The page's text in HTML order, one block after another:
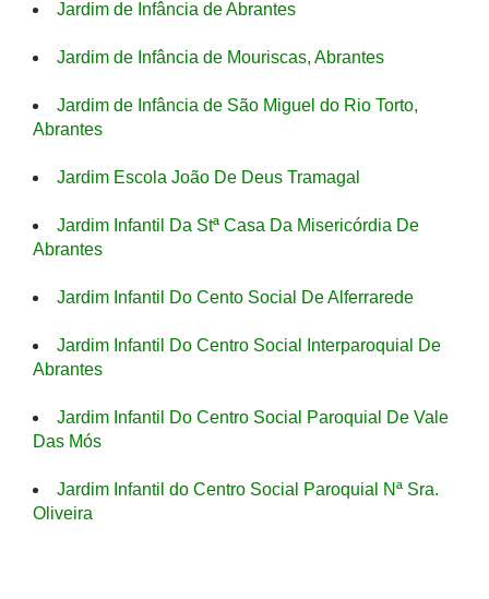
Jardim de Infância de Abrantes
Jardim de Infância de Mouriscas, Abrantes
Jardim de Infância de São Miguel do Rio Torto,
Abrantes
Jardim Escola João De Deus Tramagal
Jardim Infantil Da Stª Casa Da Misericórdia De
Abrantes
Jardim Infantil Do Cento Social De Alferrarede
Jardim Infantil Do Centro Social Interparoquial De
Abrantes
Jardim Infantil Do Centro Social Paroquial De Vale
Das Mós
Jardim Infantil do Centro Social Paroquial Nª Sra.
Oliveira